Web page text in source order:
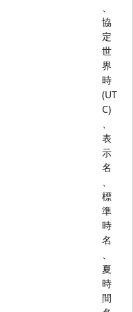
協
定
世
界
時
(UT
C)
表
示
名
標
準
時
名
夏
時
間